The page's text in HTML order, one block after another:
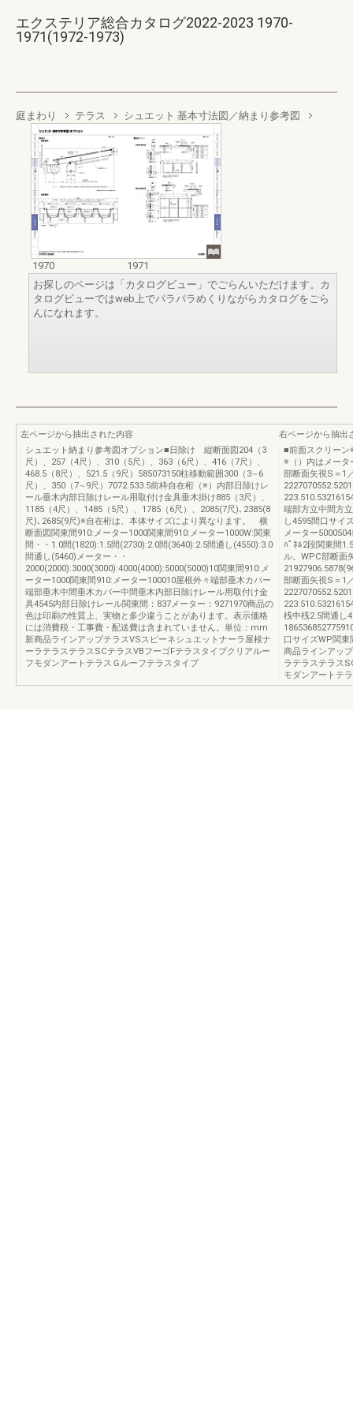
エクステリア総合カタログ2022-2023 1970-
1971(1972-1973)
庭まわり テラス シュエット 基本寸法図／納まり参考図
1970
1971
お探しのページは「カタログビュー」でごらんいただけます。カ
タログビューではweb上でパラパラめくりながらカタログをごら
んになれます。
左ページから抽出された内容
シュエット納まり参考図オプション■日除け 縦断面図204（3
尺）、257（4尺）、310（5尺）、363（6尺）、416（7尺）、
468.5（8尺）、521.5（9尺）585073150柱移動範囲300（3∼6
尺）、350（7∼9尺）7072.533.5前枠自在桁（※）内部日除けレ
ール垂木内部日除けレール用取付け金具垂木掛け885（3尺）、
1185（4尺）、1485（5尺）、1785（6尺）、2085(7尺)､2385(8
尺)､2685(9尺)※自在桁は、本体サイズにより異なります。 横
断面図関東間910:メーター1000関東間910:メーター1000W:関東
間・・1.0間(1820):1.5間(2730):2.0間(3640):2.5間通し(4550):3.0
間通し(5460)メーター・・
2000(2000):3000(3000):4000(4000):5000(5000)10関東間910:メ
ーター1000関東間910:メーター100010屋根外々端部垂木カバー
端部垂木中間垂木カバー中間垂木内部日除けレール用取付け金
具4545内部日除けレール関東間：837メーター：9271970商品の
色は印刷の性質上、実物と多少違うことがあります。表示価格
には消費税・工事費・配送費は含まれていません。単位：mm
新商品ラインアップテラスVSスピーネシュエットナーラ屋根ナ
ーラテラステラスSCテラスVBフーゴFテラスタイプクリアルー
フモダンアートテラスＧルーフテラスタイプ
右ページから抽出
■前面スクリーン
※（）内はメータ
部断面矢視S＝1
端部方立中間方
し4595間口サイ
メーター
ﾊﾟﾈﾙ2段関東間
ル。WPC部断面
部断面矢視S＝1
桟中桟2.5間通し
口サイズWP関
商品ラインアッ
ラテラステラス
モダンアートテ